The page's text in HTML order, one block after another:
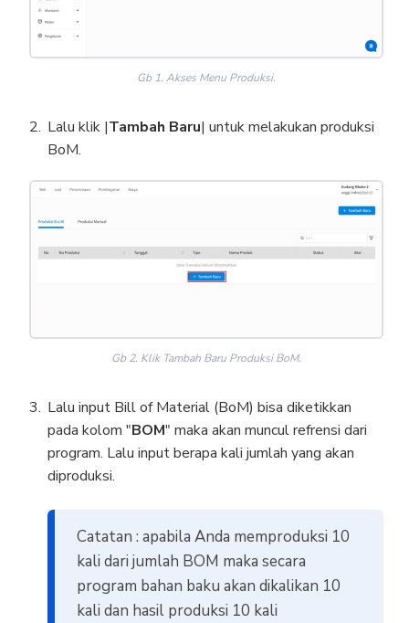
Gb 1. Akses Menu Produksi.
Lalu klik |Tambah Baru| untuk melakukan produksi
BoM.
Gb 2. Klik Tambah Baru Produksi BoM.
Lalu input Bill of Material (BoM) bisa diketikkan
pada kolom "BOM" maka akan muncul refrensi dari
program. Lalu input berapa kali jumlah yang akan
diproduksi.
Catatan : apabila Anda memproduksi 10
kali dari jumlah BOM maka secara
program bahan baku akan dikalikan 10
kali dan hasil produksi 10 kali